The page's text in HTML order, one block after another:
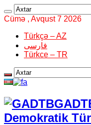
Cümə , Avqust 7 2026
Türkçə – AZ
فارسی
Türkce – TR
Demokratik